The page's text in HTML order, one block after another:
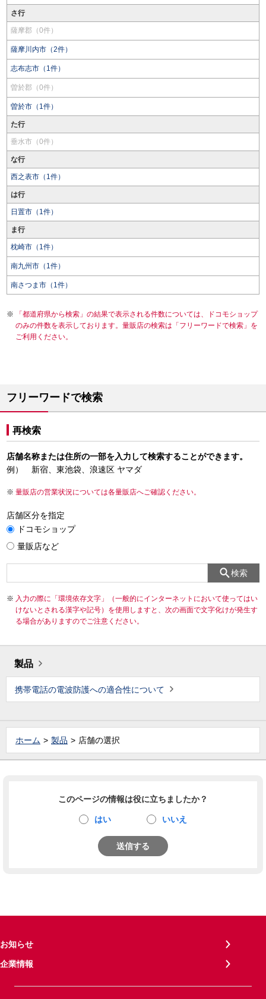
さ行
薩摩郡（0件）
薩摩川内市（2件）
志布志市（1件）
曽於郡（0件）
曽於市（1件）
た行
垂水市（0件）
な行
西之表市（1件）
は行
日置市（1件）
ま行
枕崎市（1件）
南九州市（1件）
南さつま市（1件）
「都道府県から検索」の結果で表示される件数については、ドコモショップ
のみの件数を表示しております。量販店の検索は「フリーワードで検索」を
ご利用ください。
フリーワードで検索
再検索
店舗名称または住所の一部を入力して検索することができます。
例） 新宿、東池袋、浪速区 ヤマダ
量販店の営業状況については各量販店へご確認ください。
店舗区分を指定
ドコモショップ
量販店など
検索
入力の際に「環境依存文字」（一般的にインターネットにおいて使ってはい
けないとされる漢字や記号）を使用しますと、次の画面で文字化けが発生す
る場合がありますのでご注意ください。
製品
携帯電話の電波防護への適合性について
ホーム 製品 店舗の選択
このページの情報は役に立ちましたか？
はい いいえ
送信する
お知らせ
企業情報